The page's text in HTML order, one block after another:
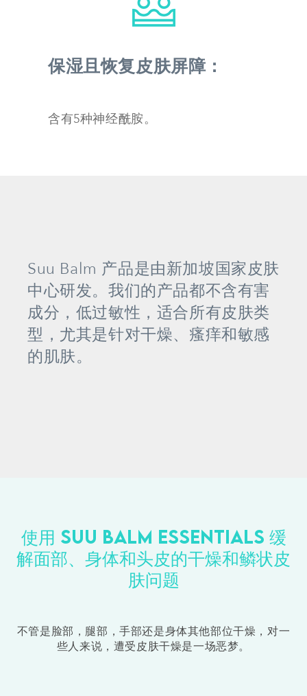
保湿且恢复皮肤屏障：
含有5种神经酰胺。
Suu Balm 产品是由新加坡国家皮肤
中心研发。我们的产品都不含有害
成分，低过敏性，适合所有皮肤类
型，尤其是针对干燥、瘙痒和敏感
的肌肤。
使用 SUU BALM ESSENTIALS 缓
解面部、身体和头皮的干燥和鳞状皮
肤问题
不管是脸部，腿部，手部还是身体其他部位干燥，对一
些人来说，遭受皮肤干燥是一场恶梦。